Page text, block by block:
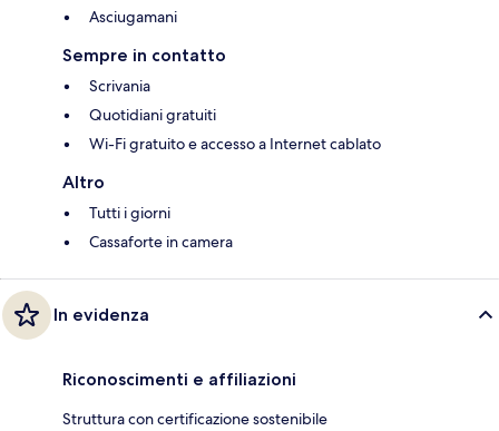
Asciugamani
Sempre in contatto
Scrivania
Quotidiani gratuiti
Wi-Fi gratuito e accesso a Internet cablato
Altro
Tutti i giorni
Cassaforte in camera
In evidenza
Riconoscimenti e affiliazioni
Struttura con certificazione sostenibile